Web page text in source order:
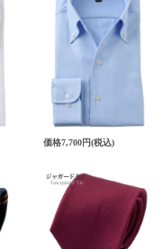
価格7,700円(税込)